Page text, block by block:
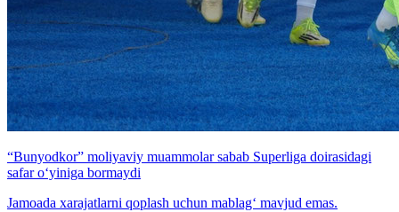
“Bunyodkor” moliyaviy muammolar sabab Superliga doirasidagi
safar o‘yiniga bormaydi
Jamoada xarajatlarni qoplash uchun mablag‘ mavjud emas.